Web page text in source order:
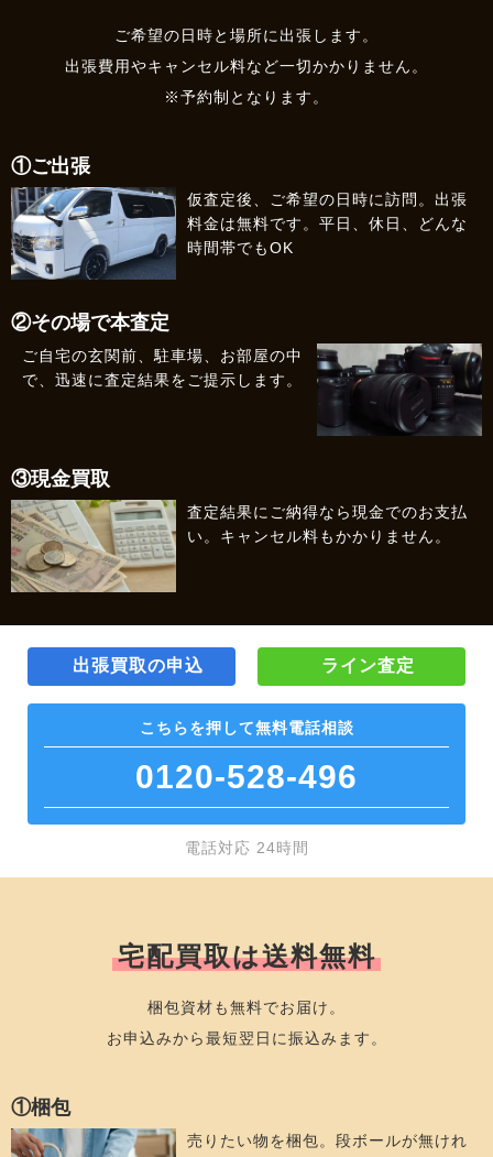
ご希望の日時と場所に出張します。
出張費用やキャンセル料など一切かかりません。
※予約制となります。
①ご出張
仮査定後、ご希望の日時に訪問。出張
料金は無料です。平日、休日、どんな
時間帯でもOK
②その場で本査定
ご自宅の玄関前、駐車場、お部屋の中
で、迅速に査定結果をご提示します。
③現金買取
査定結果にご納得なら現金でのお支払
い。キャンセル料もかかりません。
出張買取の申込 ライン査定
こちらを押して無料電話相談
0120-528-496
電話対応 24時間
宅配買取は送料無料
梱包資材も無料でお届け。
お申込みから最短翌日に振込みます。
①梱包
売りたい物を梱包。段ボールが無けれ